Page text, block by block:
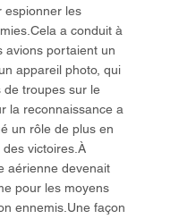
espionner les
a conduit à
avions portaient un
appareil photo, qui
de troupes sur le
la reconnaissance a
un rôle de plus en
victoires.À
aérienne devenait
pour les moyens
ennemis.Une façon